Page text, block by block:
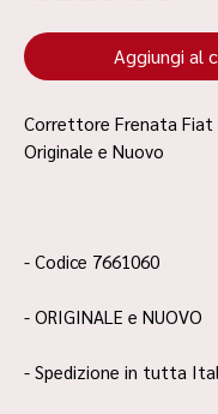
Aggiungi al
Correttore Frenata Fiat
Originale e Nuovo
- Codice 7661060
- ORIGINALE e NUOVO
- Spedizione in tutta